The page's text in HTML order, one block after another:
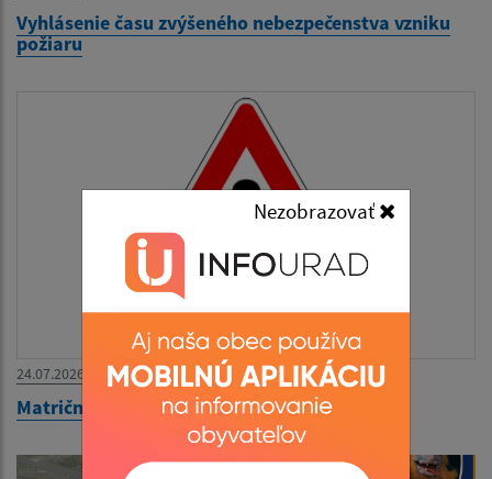
Nezobrazovať
Vyhlásenie času zvýšeného nebezpečenstva vzniku
požiaru
24.07.2026
Matričný úrad zatvorený 27.07.-31.07.2026